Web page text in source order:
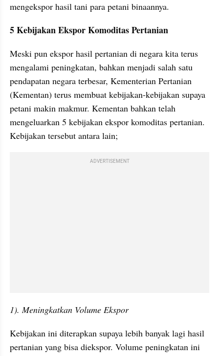
mengekspor hasil tani para petani binaannya.
5 Kebijakan Ekspor Komoditas Pertanian
Meski pun ekspor hasil pertanian di negara kita terus
mengalami peningkatan, bahkan menjadi salah satu
pendapatan negara terbesar, Kementerian Pertanian
(Kementan) terus membuat kebijakan-kebijakan supaya
petani makin makmur. Kementan bahkan telah
mengeluarkan 5 kebijakan ekspor komoditas pertanian.
Kebijakan tersebut antara lain;
ADVERTISEMENT
1). Meningkatkan Volume Ekspor
Kebijakan ini diterapkan supaya lebih banyak lagi hasil
pertanian yang bisa diekspor. Volume peningkatan ini